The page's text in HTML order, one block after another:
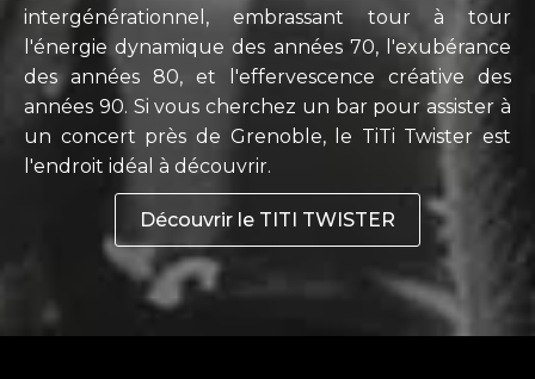
intergénérationnel, embrassant tour à tour
l'énergie dynamique des années 70, l'exubérance
des années 80, et l'effervescence créative des
années 90. Si vous cherchez un bar pour assister à
un concert près de Grenoble, le TiTi Twister est
l'endroit idéal à découvrir.
Découvrir le TITI TWISTER